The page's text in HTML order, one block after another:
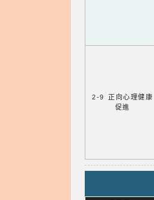
2-9 正向心理健康
促進